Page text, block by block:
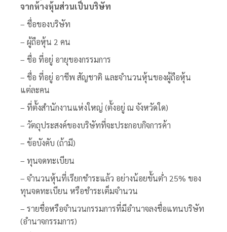
จากห้างหุ้นส่วนเป็นบริษัท
– ชื่อของบริษัท
– ผู้ถือหุ้น 2 คน
– ชื่อ ที่อยู่ อายุของกรรมการ
– ชื่อ ที่อยู่ อาชีพ สัญชาติ และจำนวนหุ้นของผู้ถือหุ้น
แต่ละคน
– ที่ตั้งสำนักงานแห่งใหญ่ (ตั้งอยู่ ณ จังหวัดใด)
– วัตถุประสงค์ของบริษัทที่จะประกอบกิจการค้า
– ข้อบังคับ (ถ้ามี)
– ทุนจดทะเบียน
– จำนวนหุ้นที่เรียกชำระแล้ว อย่างน้อยขั้นต่ำ 25% ของ
ทุนจดทะเบียน หรือชำระเต็มจำนวน
– รายชื่อหรือจำนวนกรรมการที่มีอำนาจลงชื่อแทนบริษัท
(อำนาจกรรมการ)